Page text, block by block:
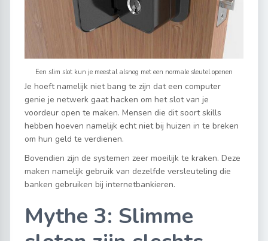
Een slim slot kun je meestal alsnog met een normale sleutel openen
Je hoeft namelijk niet bang te zijn dat een computer
genie je netwerk gaat hacken om het slot van je
voordeur open te maken. Mensen die dit soort skills
hebben hoeven namelijk echt niet bij huizen in te breken
om hun geld te verdienen.
Bovendien zijn de systemen zeer moeilijk te kraken. Deze
maken namelijk gebruik van dezelfde versleuteling die
banken gebruiken bij internetbankieren.
Mythe 3: Slimme